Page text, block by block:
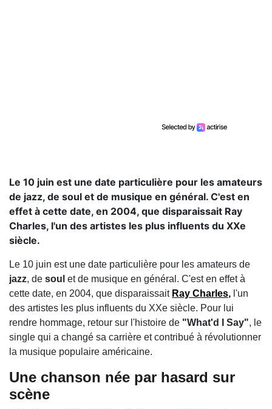
Le 10 juin est une date particulière pour les amateurs
de jazz, de soul et de musique en général. C'est en
effet à cette date, en 2004, que disparaissait Ray
Charles, l'un des artistes les plus influents du XXe
siècle.
Le 10 juin est une date particulière pour les amateurs de
jazz, de soul et de musique en général. C'est en effet à
cette date, en 2004, que disparaissait Ray Charles, l'un
des artistes les plus influents du XXe siècle. Pour lui
rendre hommage, retour sur l'histoire de "What'd I Say", le
single qui a changé sa carrière et contribué à révolutionner
la musique populaire américaine.
Une chanson née par hasard sur
scène